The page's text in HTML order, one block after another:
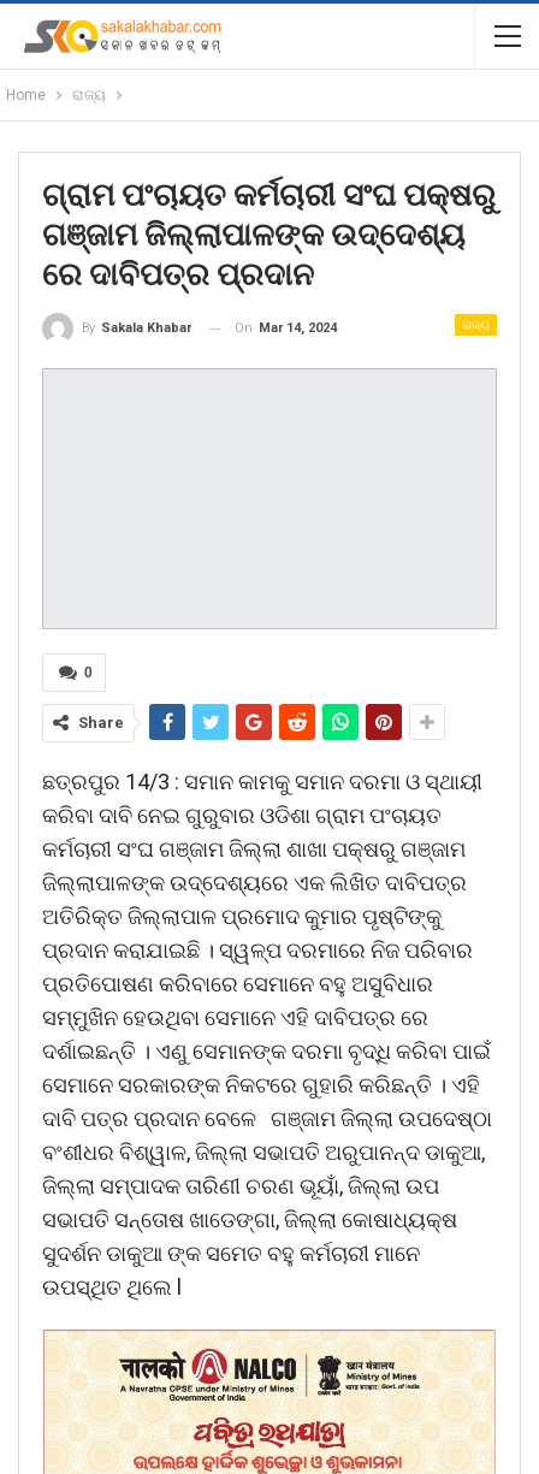
Home ରାଜ୍ୟ
ଗ୍ରାମ ପଂଚାୟତ କର୍ମଚାରୀ ସଂଘ ପକ୍ଷରୁ
ଗଞ୍ଜାମ ଜିଲ୍ଲାପାଳଙ୍କ ଉଦ୍ଦେଶ୍ୟ
ରେ ଦାବିପତ୍ର ପ୍ରଦାନ
ରାଜ୍ୟ
By Sakala Khabar On Mar 14, 2024
0
Share
ଛତ୍ରପୁର 14/3 : ସମାନ କାମକୁ ସମାନ ଦରମା ଓ ସ୍ଥାୟୀ
କରିବା ଦାବି ନେଇ ଗୁରୁବାର ଓଡିଶା ଗ୍ରାମ ପଂଚାୟତ
କର୍ମଚାରୀ ସଂଘ ଗଞ୍ଜାମ ଜିଲ୍ଲା ଶାଖା ପକ୍ଷରୁ ଗଞ୍ଜାମ
ଜିଲ୍ଲାପାଳଙ୍କ ଉଦ୍ଦେଶ୍ୟରେ ଏକ ଲିଖିତ ଦାବିପତ୍ର
ଅତିରିକ୍ତ ଜିଲ୍ଲାପାଳ ପ୍ରମୋଦ କୁମାର ପୃଷ୍ଟିଙ୍କୁ
ପ୍ରଦାନ କରାଯାଇଛି । ସ୍ୱଳ୍ପ ଦରମାରେ ନିଜ ପରିବାର
ପ୍ରତିପୋଷଣ କରିବାରେ ସେମାନେ ବହୁ ଅସୁବିଧାର
ସମ୍ମୁଖିନ ହେଉଥିବା ସେମାନେ ଏହି ଦାବିପତ୍ର ରେ
ଦର୍ଶାଇଛନ୍ତି । ଏଣୁ ସେମାନଙ୍କ ଦରମା ବୃଦ୍ଧି କରିବା ପାଇଁ
ସେମାନେ ସରକାରଙ୍କ ନିକଟରେ ଗୁହାରି କରିଛନ୍ତି । ଏହି
ଦାବି ପତ୍ର ପ୍ରଦାନ ବେଳେ ଗଞ୍ଜାମ ଜିଲ୍ଲା ଉପଦେଷ୍ଠା
ବଂଶୀଧର ବିଶ୍ୱାଳ, ଜିଲ୍ଲା ସଭାପତି ଅରୁପାନନ୍ଦ ଡାକୁଆ,
ଜିଲ୍ଲା ସମ୍ପାଦକ ତାରିଣୀ ଚରଣ ଭୂୟାଁ, ଜିଲ୍ଲା ଉପ
ସଭାପତି ସନ୍ତୋଷ ଖାଡେଙ୍ଗା, ଜିଲ୍ଲା କୋଷାଧ୍ୟକ୍ଷ
ସୁଦର୍ଶନ ଡାକୁଆ ଙ୍କ ସମେତ ବହୁ କର୍ମଚାରୀ ମାନେ
ଉପସ୍ଥିତ ଥିଲେ l